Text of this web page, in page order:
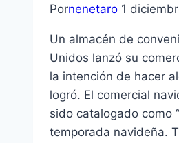
Pornenetaro 1
Un almacén de
Unidos lanzó su
la intención de hacer
logró. El comercial
sido catalogado como
temporada navideña.